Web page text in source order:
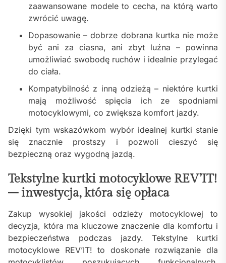
zaawansowane modele to cecha, na którą warto
zwrócić uwagę.
Dopasowanie – dobrze dobrana kurtka nie może
być ani za ciasna, ani zbyt luźna – powinna
umożliwiać swobodę ruchów i idealnie przylegać
do ciała.
Kompatybilność z inną odzieżą – niektóre kurtki
mają możliwość spięcia ich ze spodniami
motocyklowymi, co zwiększa komfort jazdy.
Dzięki tym wskazówkom wybór idealnej kurtki stanie
się znacznie prostszy i pozwoli cieszyć się
bezpieczną oraz wygodną jazdą.
Tekstylne kurtki motocyklowe REV’IT!
– inwestycja, która się opłaca
Zakup wysokiej jakości odzieży motocyklowej to
decyzja, która ma kluczowe znaczenie dla komfortu i
bezpieczeństwa podczas jazdy. Tekstylne kurtki
motocyklowe REV’IT! to doskonałe rozwiązanie dla